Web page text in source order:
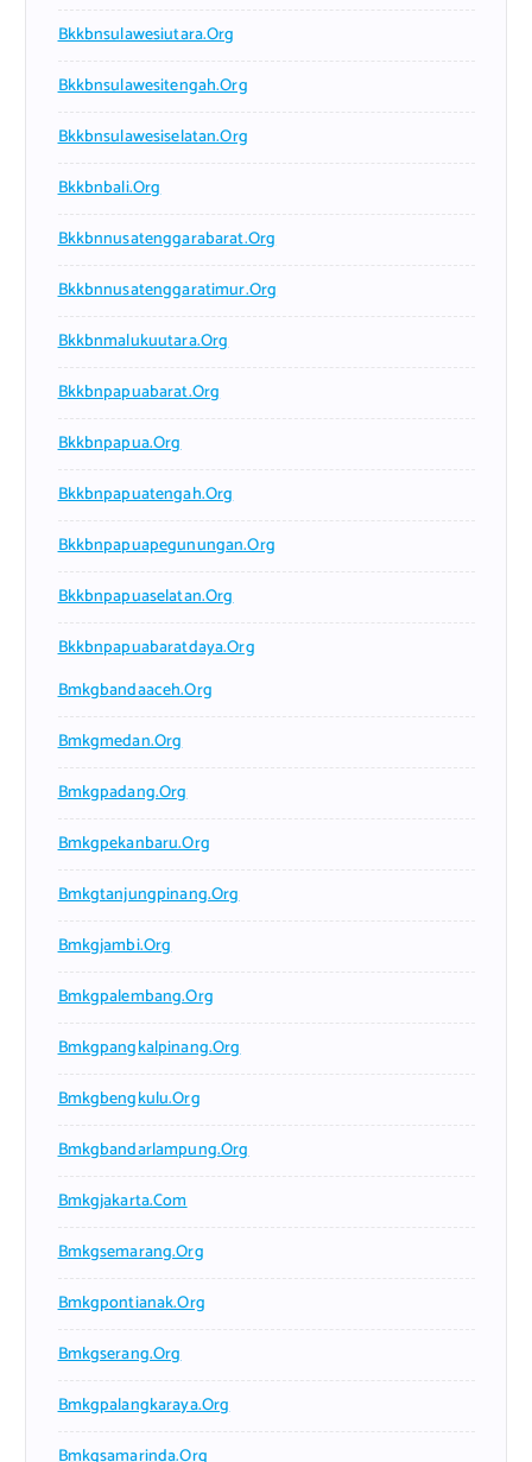
Bkkbnsulawesiutara.org
Bkkbnsulawesitengah.org
Bkkbnsulawesiselatan.org
Bkkbnbali.org
Bkkbnnusatenggarabarat.org
Bkkbnnusatenggaratimur.org
Bkkbnmalukuutara.org
Bkkbnpapuabarat.org
Bkkbnpapua.org
Bkkbnpapuatengah.org
Bkkbnpapuapegunungan.org
Bkkbnpapuaselatan.org
Bkkbnpapuabaratdaya.org
Bmkgbandaaceh.org
Bmkgmedan.org
Bmkgpadang.org
Bmkgpekanbaru.org
Bmkgtanjungpinang.org
Bmkgjambi.org
Bmkgpalembang.org
Bmkgpangkalpinang.org
Bmkgbengkulu.org
Bmkgbandarlampung.org
Bmkgjakarta.com
Bmkgsemarang.org
Bmkgpontianak.org
Bmkgserang.org
Bmkgpalangkaraya.org